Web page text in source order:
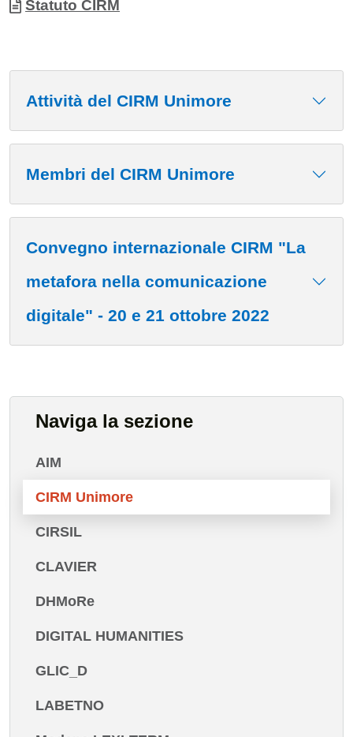
Allegati
Documento
Statuto CIRM
Attività del CIRM Unimore
Membri del CIRM Unimore
Convegno internazionale CIRM "La
metafora nella comunicazione
digitale" - 20 e 21 ottobre 2022
Naviga la sezione
AIM
CIRM Unimore
CIRSIL
CLAVIER
DHMoRe
DIGITAL HUMANITIES
GLIC_D
LABETNO